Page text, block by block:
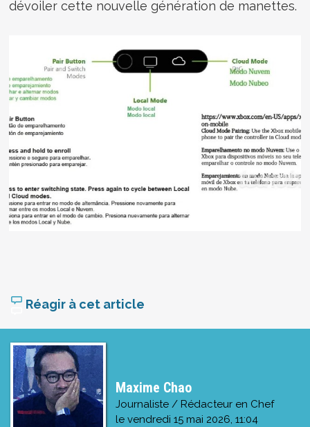
dévoiler cette nouvelle génération de manettes.
Réagir à cet article
Maxime Chao
Journaliste / Rédacteur en Chef
le vendredi 15 mai 2026, 11:04